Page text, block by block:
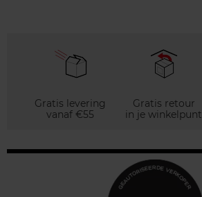
Gratis levering
vanaf €55
Gratis retour
in je winkelpunt